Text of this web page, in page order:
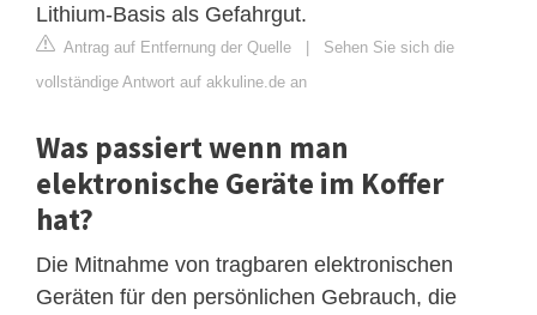
Lithium-Basis als Gefahrgut.
Antrag auf Entfernung der Quelle | Sehen Sie sich die
vollständige Antwort auf akkuline.de an
Was passiert wenn man
elektronische Geräte im Koffer
hat?
Die Mitnahme von tragbaren elektronischen
Geräten für den persönlichen Gebrauch, die